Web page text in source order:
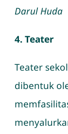
Darul Huda
4. Teater
Teater
dibentuk